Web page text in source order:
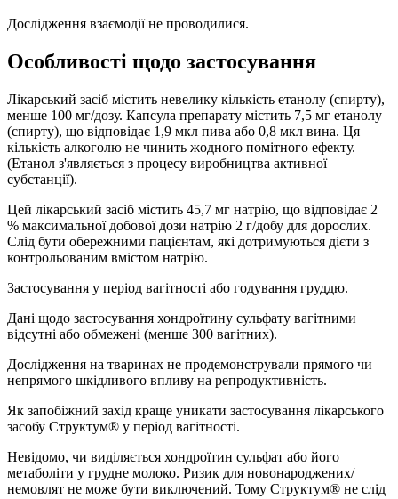
Дослідження взаємодії не проводилися.
Особливості щодо застосування
Лікарський засіб містить невелику кількість етанолу (спирту),
менше 100 мг/дозу. Капсула препарату містить 7,5 мг етанолу
(спирту), що відповідає 1,9 мкл пива або 0,8 мкл вина. Ця
кількість алкоголю не чинить жодного помітного ефекту.
(Етанол з'являється з процесу виробництва активної
субстанції).
Цей лікарський засіб містить 45,7 мг натрію, що відповідає 2
% максимальної добової дози натрію 2 г/добу для дорослих.
Слід бути обережними пацієнтам, які дотримуються дієти з
контрольованим вмістом натрію.
Застосування у період вагітності або годування груддю.
Дані щодо застосування хондроїтину сульфату вагітними
відсутні або обмежені (менше 300 вагітних).
Дослідження на тваринах не продемонстрували прямого чи
непрямого шкідливого впливу на репродуктивність.
Як запобіжний захід краще уникати застосування лікарського
засобу Структум® у період вагітності.
Невідомо, чи виділяється хондроїтин сульфат або його
метаболіти у грудне молоко. Ризик для новонароджених/
немовлят не може бути виключений. Тому Структум® не слід